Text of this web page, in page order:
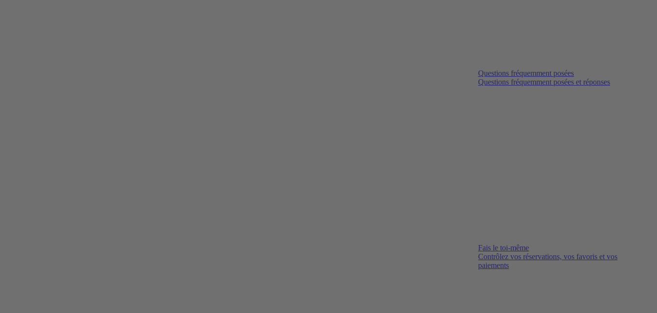
Questions fréquemment posées
Questions fréquemment posées et réponses
Fais le toi-même
Contrôlez vos réservations, vos favoris et vos
paiements